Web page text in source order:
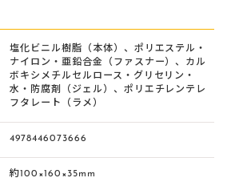
塩化ビニル樹脂（本体）、ポリエステル・
ナイロン・亜鉛合金（ファスナー）、カル
ボキシメチルセルロース・グリセリン・
水・防腐剤（ジェル）、ポリエチレンテレ
フタレート（ラメ）
4978446073666
約100×160×35mm